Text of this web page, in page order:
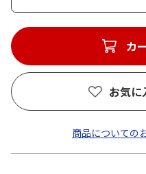
カ
お気に
商品についての